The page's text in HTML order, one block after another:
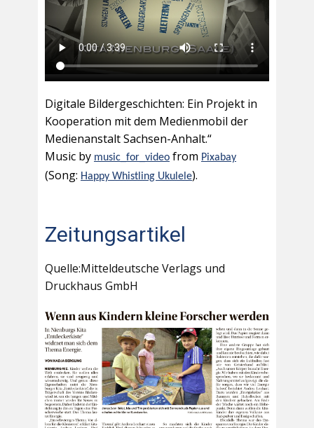
Digitale Bildergeschichten: Ein Projekt in
Kooperation mit dem Medienmobil der
Medienanstalt Sachsen-Anhalt.“
Music by music_for_video from Pixabay
(Song: Happy Whistling Ukulele).
Zeitungsartikel
Quelle:Mitteldeutsche Verlags und
Druckhaus GmbH